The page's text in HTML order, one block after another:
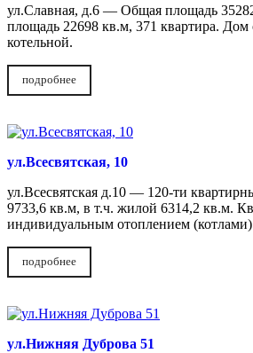
ул.Славная, д.6 — Общая площадь
площадь 22698 кв.м, 371 квартира.
котельной.
подробнее
ул.Всесвятская, 10
ул.Всесвятская д.10 — 120-ти
9733,6 кв.м, в т.ч. жилой 6314,2 кв.м.
индивидуальным отоплением
подробнее
ул.Нижняя Дуброва 51